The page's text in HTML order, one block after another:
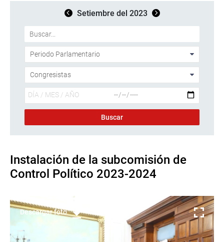
Setiembre del 2023
Instalación de la subcomisión de
Control Político 2023-2024
Descargar foto